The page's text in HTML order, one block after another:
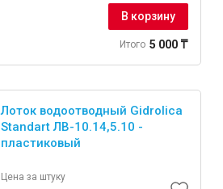
В корзину
Итого 5 000 ₸
Лоток водоотводный Gidrolica
Standart ЛВ-10.14,5.10 -
пластиковый
Цена за штуку